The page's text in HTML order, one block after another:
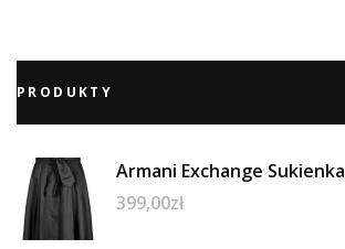
PRODUKTY
Armani Exchange Sukienka
399,00zł